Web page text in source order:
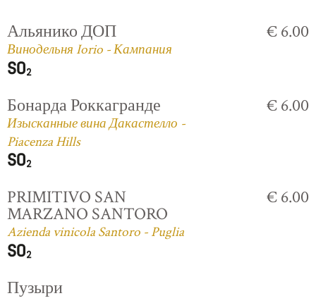
Альянико ДОП
Винодельня Iorio - Кампания
€ 6.00
Бонарда Роккагранде
Изысканные вина Дакастелло -
Piacenza Hills
€ 6.00
PRIMITIVO SAN
MARZANO SANTORO
Azienda vinicola Santoro - Puglia
€ 6.00
Пузыри